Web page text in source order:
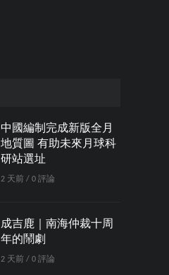
中國編制完成新版全月
地質圖 有助未來月球科
研站選址
2 天前 / 0 評論
成吉鹿｜南海仲裁十周
年的鬧劇
2 天前 / 0 評論